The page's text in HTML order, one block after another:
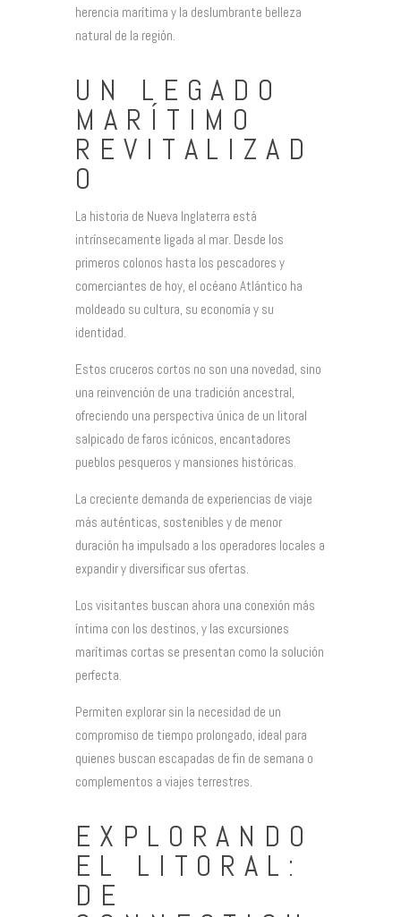
herencia marítima y la deslumbrante belleza
natural de la región.
UN LEGADO
MARÍTIMO
REVITALIZAD
O
La historia de Nueva Inglaterra está
intrínsecamente ligada al mar. Desde los
primeros colonos hasta los pescadores y
comerciantes de hoy, el océano Atlántico ha
moldeado su cultura, su economía y su
identidad.
Estos cruceros cortos no son una novedad, sino
una reinvención de una tradición ancestral,
ofreciendo una perspectiva única de un litoral
salpicado de faros icónicos, encantadores
pueblos pesqueros y mansiones históricas.
La creciente demanda de experiencias de viaje
más auténticas, sostenibles y de menor
duración ha impulsado a los operadores locales a
expandir y diversificar sus ofertas.
Los visitantes buscan ahora una conexión más
íntima con los destinos, y las excursiones
marítimas cortas se presentan como la solución
perfecta.
Permiten explorar sin la necesidad de un
compromiso de tiempo prolongado, ideal para
quienes buscan escapadas de fin de semana o
complementos a viajes terrestres.
EXPLORANDO
EL LITORAL:
DE